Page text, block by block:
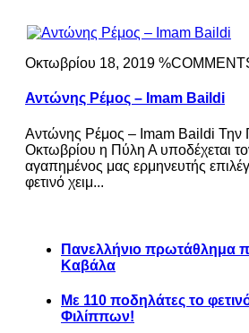
Οκτωβρίου 18, 2019
Αντώνης Ρέμος – Imam Baildi
Αντώνης Ρέμος – Imam Baildi Την
Οκτωβρίου η Πύλη Α υποδέχεται
αγαπημένος μας ερμηνευτής
φετινό χειμ...
Πανελλήνιο πρωτάθλημα
Καβάλα
Με 110 ποδηλάτες το
Φιλίππων!